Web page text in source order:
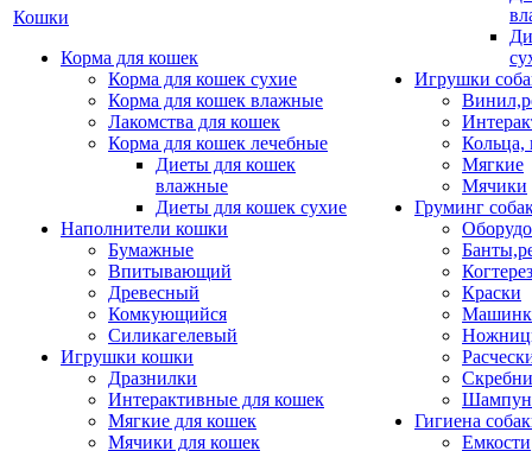
Кошки
Корма для кошек
Корма для кошек сухие
Корма для кошек влажные
Лакомства для кошек
Корма для кошек лечебные
Диеты для кошек
влажные
Диеты для кошек сухие
Наполнители кошки
Бумажные
Впитывающий
Древесный
Комкующийся
Силикагелевый
Игрушки кошки
Дразнилки
Интерактивные для кошек
Мягкие для кошек
Мячики для кошек
Игрушки
Кольца,
Мягкие
Мячики
Груминг
Краски
Гигиена
Емкости